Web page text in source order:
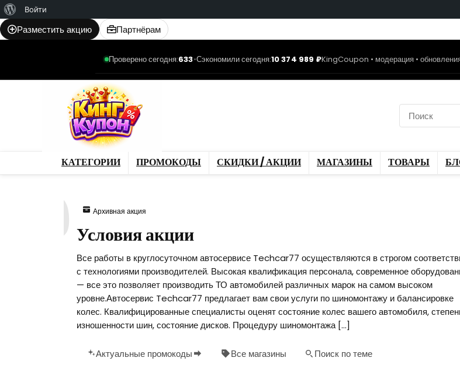
WordPress
Войти
Разместить акцию Партнёрам
Проверено сегодня:633•Сэкономили сегодня:10 374 989 ₽KingCoupon • модерация •
КАТЕГОРИИ ПРОМОКОДЫ СКИДКИ / АКЦИИ МАГАЗИНЫ ТОВАРЫ
Архивная акция
Условия акции
Все работы в круглосуточном автосервисе Techcar77 осуществляются в строгом
с технологиями производителей. Высокая квалификация персонала, современное
— все это позволяет производить ТО автомобилей различных марок на самом высоком
уровне.Автосервис Techcar77 предлагает вам свои услуги по шиномонтажу и балансировке
колес. Квалифицированные специалисты оценят состояние колес вашего автомобиля,
изношенности шин, состояние дисков. Процедуру шиномонтажа […]
Актуальные промокоды Все магазины Поиск по теме